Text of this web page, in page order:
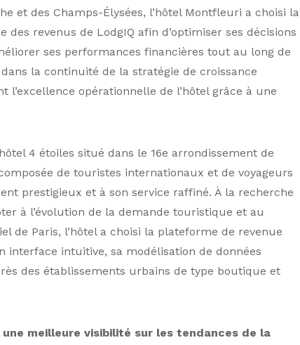
et des Champs-Élysées, l’hôtel Montfleuri a choisi la
revenus de LodgIQ afin d’optimiser ses décisions
ses performances financières tout au long de
dans la continuité de la stratégie de croissance
l’excellence opérationnelle de l’hôtel grâce à une
4 étoiles situé dans le 16e arrondissement de
de touristes internationaux et de voyageurs
prestigieux et à son service raffiné. À la recherche
à l’évolution de la demande touristique et au
de Paris, l’hôtel a choisi la plateforme de revenue
interface intuitive, sa modélisation de données
des établissements urbains de type boutique et
une meilleure visibilité sur les tendances de la